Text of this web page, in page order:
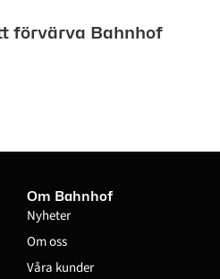
förvärva Bahnhof
Om Bahnhof
Nyheter
Om oss
Våra kunder